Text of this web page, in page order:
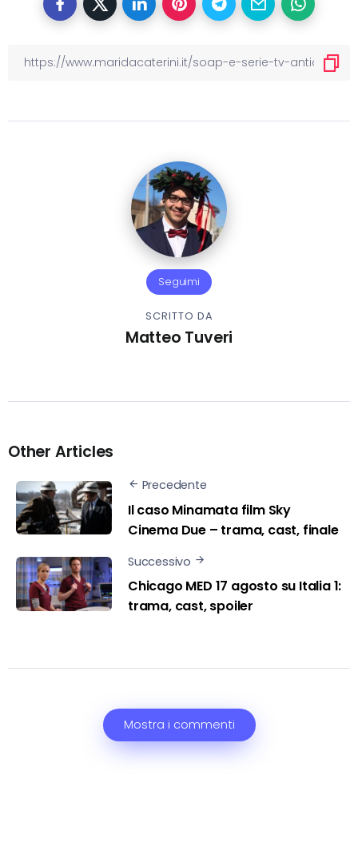
Seguimi
SCRITTO DA
Matteo Tuveri
Other Articles
Precedente
Il caso Minamata film Sky
Cinema Due – trama, cast, finale
Successivo
Chicago MED 17 agosto su Italia 1:
trama, cast, spoiler
Mostra i commenti